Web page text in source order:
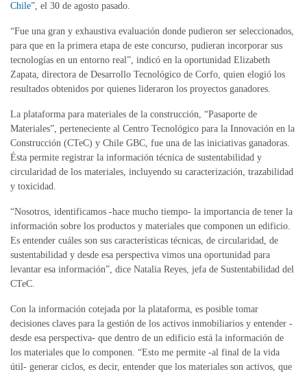
Chile”, el 30 de agosto pasado.
“Fue una gran y exhaustiva evaluación donde pudieron ser seleccionados,
para que en la primera etapa de este concurso, pudieran incorporar sus
tecnologías en un entorno real”, indicó en la oportunidad Elizabeth
Zapata, directora de Desarrollo Tecnológico de Corfo, quien elogió los
resultados obtenidos por quienes lideraron los proyectos ganadores.
La plataforma para materiales de la construcción, “Pasaporte de
Materiales”, perteneciente al Centro Tecnológico para la Innovación en la
Construcción (CTeC) y Chile GBC, fue una de las iniciativas ganadoras.
Ésta permite registrar la información técnica de sustentabilidad y
circularidad de los materiales, incluyendo su caracterización, trazabilidad
y toxicidad.
“Nosotros, identificamos -hace mucho tiempo- la importancia de tener la
información sobre los productos y materiales que componen un edificio.
Es entender cuáles son sus características técnicas, de circularidad, de
sustentabilidad y desde esa perspectiva vimos una oportunidad para
levantar esa información”, dice Natalia Reyes, jefa de Sustentabilidad del
CTeC.
Con la información cotejada por la plataforma, es posible tomar
decisiones claves para la gestión de los activos inmobiliarios y entender -
desde esa perspectiva- que dentro de un edificio está la información de
los materiales que lo componen. “Esto me permite -al final de la vida
útil- generar ciclos, es decir, entender que los materiales son activos, que